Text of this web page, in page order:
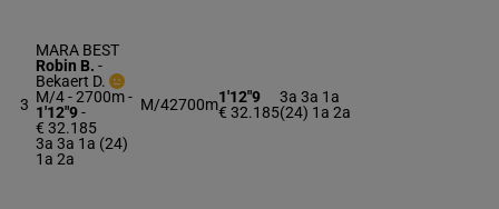
3
MARA BEST
Robin B. -
Bekaert D.
M/4 - 2700m-
1'12"9-
€ 32.185
3a 3a 1a (24)
1a 2a
M/42700m1'12"9
€ 32.185
3a 3a 1a
(24) 1a 2a